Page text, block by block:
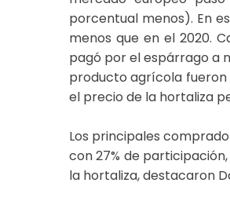
porcentual menos). En
menos que en el 2020.
pagó por el espárrago a
producto agrícola fueron
el precio de la hortaliza
Los principales
con 27% de
la hortaliza, destacaron